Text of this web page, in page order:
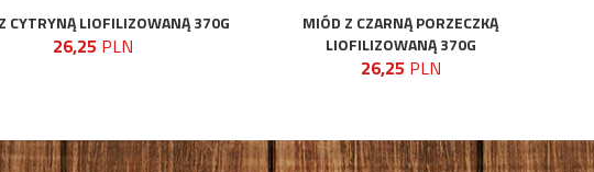
CYTRYNĄ LIOFILIZOWANĄ 370G
26,25 PLN
MIÓD Z CZARNĄ PORZECZKĄ
LIOFILIZOWANĄ 370G
26,25 PLN